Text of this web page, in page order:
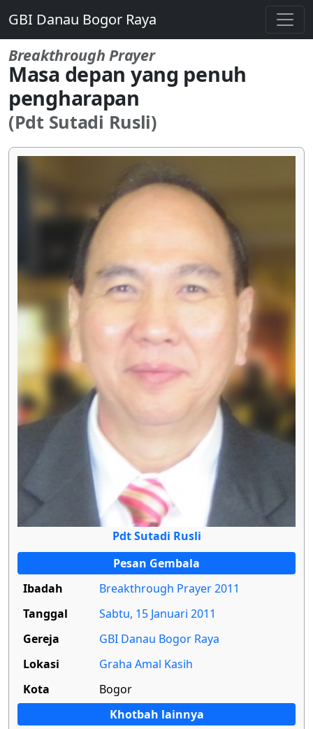
GBI Danau Bogor Raya
Breakthrough Prayer
Masa depan yang penuh
pengharapan
(Pdt Sutadi Rusli)
Pdt Sutadi Rusli
Pesan Gembala
Ibadah
Breakthrough Prayer 2011
Tanggal
Sabtu, 15 Januari 2011
Gereja
GBI Danau Bogor Raya
Lokasi
Graha Amal Kasih
Kota
Bogor
Khotbah lainnya